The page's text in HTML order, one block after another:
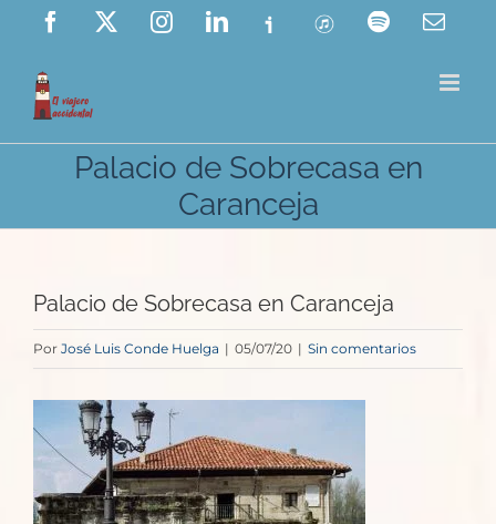
Saltar
contenido
Facebook InstagramLinkedIn
Ivoox ITunes Spotify
Palacio de Sobrecasa en
Caranceja
Palacio de Sobrecasa en Caranceja
Por José Luis Conde Huelga | 05/07/20 | Sin comentarios